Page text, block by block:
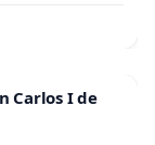
Carlos I de